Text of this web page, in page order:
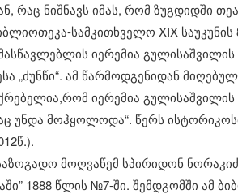
რაც ნიშნავს იმას, რომ ზუგდიდში
სამკითხველო XIX საუკუნის
მასწავლებლის იერემია
„ძუნწი“. ამ წარმოდგენიდან
იერემია გულისაშვილის
უნდა მოჰყოლოდა“. წერს
მოღვაწემ სპირიდონ
1888 წლის №7-ში. შემდგომში ამ